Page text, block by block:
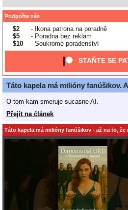
Podpořte nás
$2
- Ikona patrona na poradně
$5
- Poradna bez reklam
$10
- Soukromé poradenství
STAŇTE SE
Táto kapela má milióny fanúšikov.
O tom kam smeruje sucasne AI.
Přejít na článek
Táto kapela má milióny fanúšikov - až na to, že